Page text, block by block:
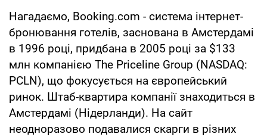
Нагадаємо, Booking.com - система інтернет-
бронювання готелів, заснована в Амстердамі
в 1996 році, придбана в 2005 році за $133
млн компанією The Priceline Group (NASDAQ:
PCLN), що фокусується на європейський
ринок. Штаб-квартира компанії знаходиться в
Амстердамі (Нідерланди). На сайт
неодноразово подавалися скарги в різних